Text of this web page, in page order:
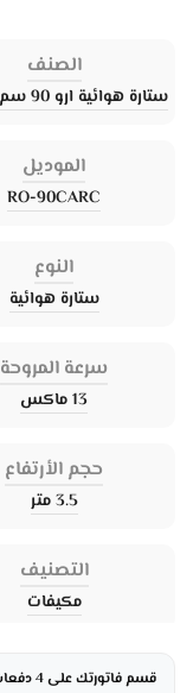
الصنف
ستارة هوائية ارو 90 سم – أبيض
الموديل
RO-90CARC
النوع
ستارة هوائية
سرعة المروحة
13 ماكس
حجم الأرتفاع
3.5 متر
التصنيف
مكيفات
قسم فاتورتك على 4 دفعات